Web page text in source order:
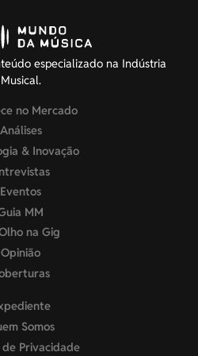
especializado na Indústria
Musical.
no Mercado
Análises
& Inovação
Eventos
MM
na Gig
Opinião
Somos
Privacidade